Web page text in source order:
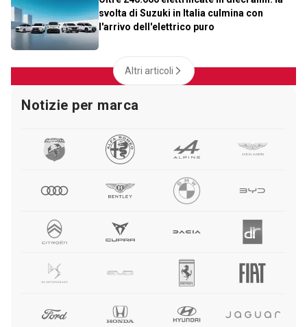
svolta di Suzuki in Italia culmina con
l'arrivo dell'elettrico puro
Altri articoli
Notizie per marca